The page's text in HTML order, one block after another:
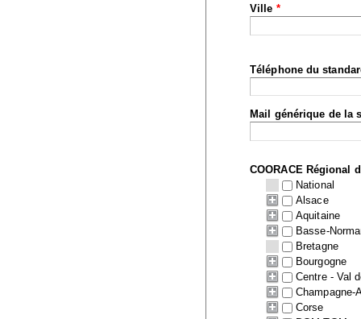
Ville *
Téléphone du
Mail générique de la
COORACE Régional
National
Alsace
Aquitaine
Basse-
Bretagne
Bourgogne
Centre - Val
Champagne-
Corse